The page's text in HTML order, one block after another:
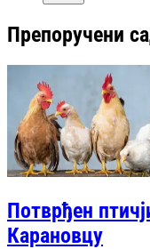
Препоручени
Потврђен
Карановцу